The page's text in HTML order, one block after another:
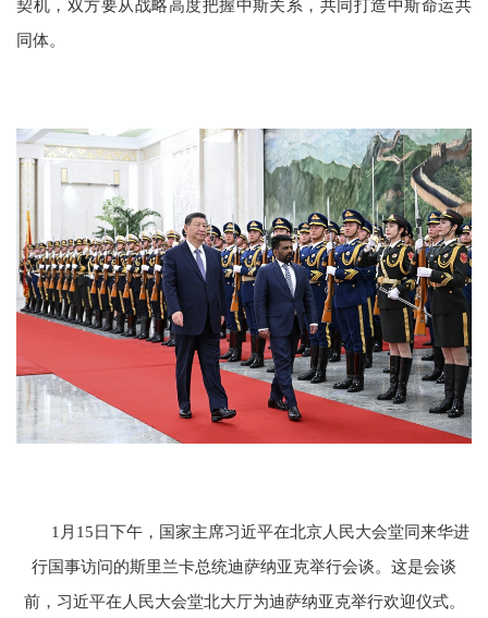
契机，双方要从战略高度把握中斯关系，共同打造中斯命运共
同体。
1月15日下午，国家主席习近平在北京人民大会堂同来华进
行国事访问的斯里兰卡总统迪萨纳亚克举行会谈。这是会谈
前，习近平在人民大会堂北大厅为迪萨纳亚克举行欢迎仪式。